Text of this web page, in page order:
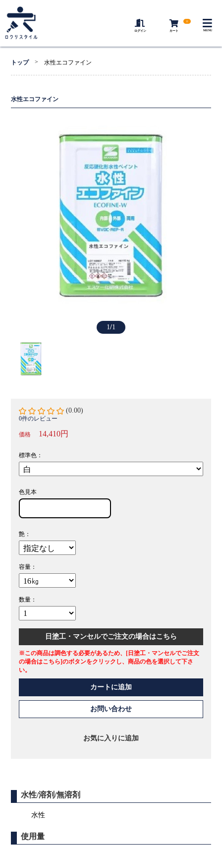
ログイン カート
0
MENU
トップ > 水性エコファイン
水性エコファイン
1/1
(0.00)
0件のレビュー
価格 14,410円
標準色：
色見本
艶：
容量：
数量：
日塗工・マンセルでご注文の場合はこちら
※この商品は調色する必要があるため、[日塗工・マンセルでご注文
の場合はこちら]のボタンをクリックし、商品の色を選択して下さ
い。
カートに追加
お問い合わせ
お気に入りに追加
水性/溶剤/無溶剤
水性
使用量